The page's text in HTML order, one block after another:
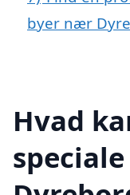
byer nær
Hvad